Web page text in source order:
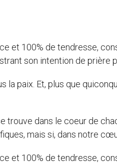
et 100% de tendresse,
son intention de prière
la paix. Et, plus que
trouve dans le coeur de
mais si, dans notre
et 100% de tendresse,